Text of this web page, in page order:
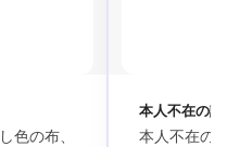
色の布、
本人不在の誕
本人不在の